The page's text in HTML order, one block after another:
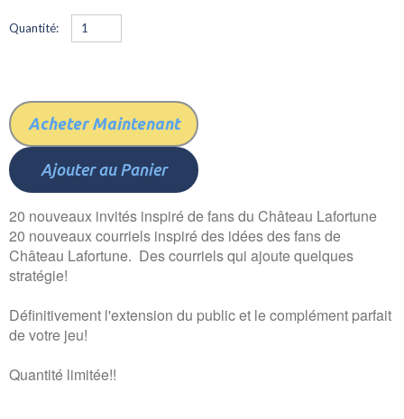
Quantité:
Acheter Maintenant
Ajouter au Panier
20 nouveaux invités inspiré de fans du Château Lafortune
20 nouveaux courriels inspiré des idées des fans de
Château Lafortune. Des courriels qui ajoute quelques
stratégie!
Définitivement l'extension du public et le complément parfait
de votre jeu!
Quantité limitée!!